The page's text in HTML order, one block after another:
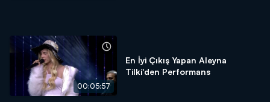
00:05:57
En İyi Çıkış Yapan Aleyna
Tilki'den Performans